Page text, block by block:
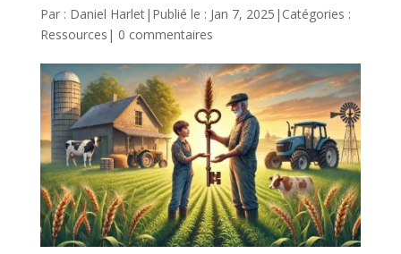
Par : Daniel Harlet| Publié le : Jan 7, 2025 | Catégories :
Ressources | 0 commentaires